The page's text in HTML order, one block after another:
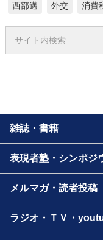
西部邁 外交 消費
雑誌・書籍
表現者塾・シンポジ
メルマガ・読者投稿
ラジオ・ＴＶ・